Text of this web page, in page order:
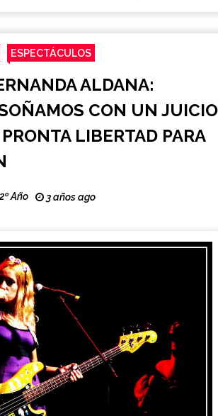
ESPECTÁCULOS
ALDANA:
CON UN JUICIO
LIBERTAD PARA
Año 3 años ago